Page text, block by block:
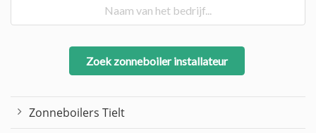
Zoek zonneboiler installateur
Zonneboilers Tielt